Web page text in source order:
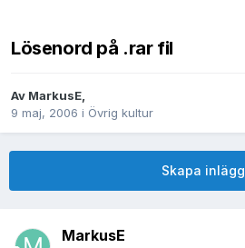
Lösenord på .rar fil
Av MarkusE,
9 maj, 2006 i Övrig kultur
Skapa inlägg
MarkusE